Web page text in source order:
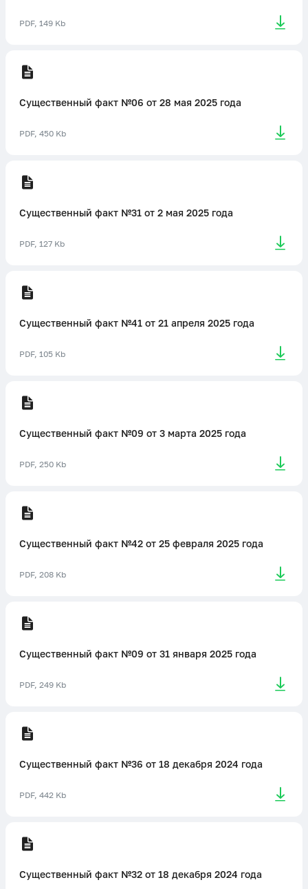
PDF, 149 Kb
Существенный факт №06 от 28 мая 2025 года
PDF, 450 Kb
Существенный факт №31 от 2 мая 2025 года
PDF, 127 Kb
Существенный факт №41 от 21 апреля 2025 года
PDF, 105 Kb
Существенный факт №09 от 3 марта 2025 года
PDF, 250 Kb
Существенный факт №42 от 25 февраля 2025 года
PDF, 208 Kb
Существенный факт №09 от 31 января 2025 года
PDF, 249 Kb
Существенный факт №36 от 18 декабря 2024 года
PDF, 442 Kb
Существенный факт №32 от 18 декабря 2024 года